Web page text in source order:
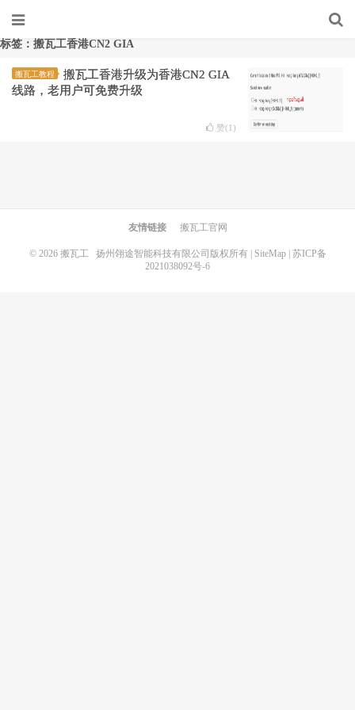
标签：搬瓦工香港CN2 GIA
搬瓦工教程
搬瓦工香港升级为香港CN2 GIA
线路，老用户可免费升级
赞(1 )
友情链接 搬瓦工官网
© 2026 搬瓦工扬州翎途智能科技有限公司版权所有 | SiteMap| 苏ICP备
2021038092号-6